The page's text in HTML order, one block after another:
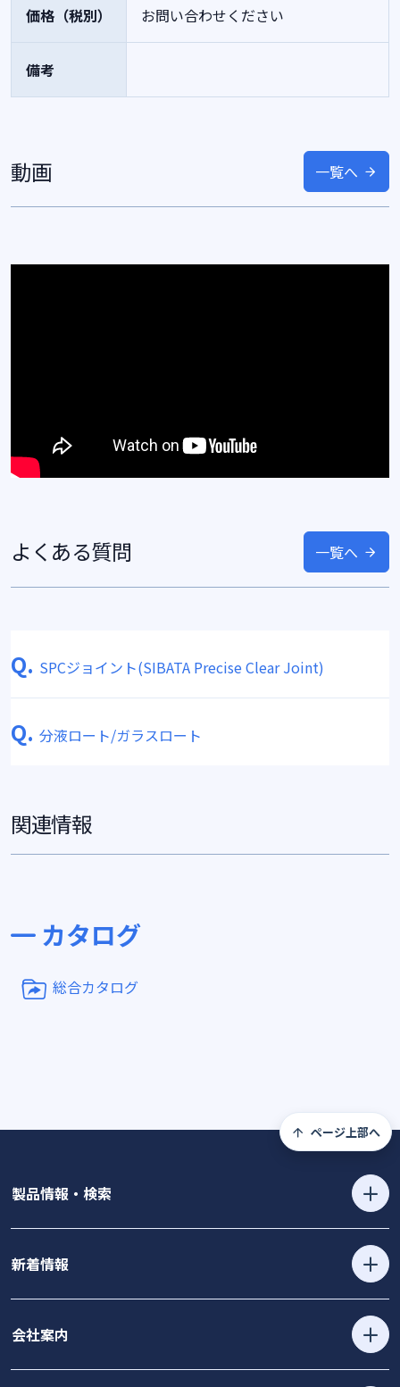
価格（税別） お問い合わせください
備考
動画 一覧へ
よくある質問 一覧へ
Q. SPCジョイント(SIBATA Precise Clear Joint)
Q. 分液ロート/ガラスロート
関連情報
カタログ
総合カタログ
ページ上部へ
製品情報・検索
新着情報
会社案内